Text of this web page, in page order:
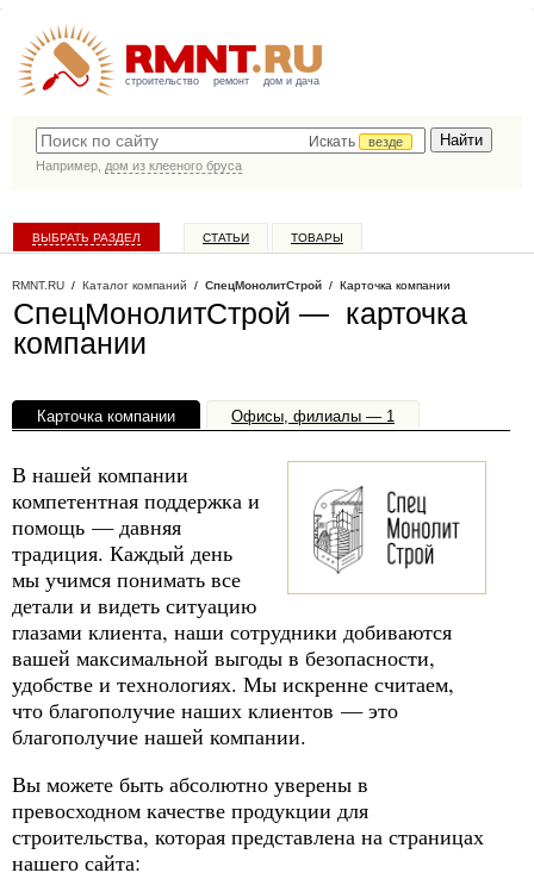
строительство ремонт дом и дача
Искать
везде
Например, дом из клееного бруса
ВЫБРАТЬ РАЗДЕЛ СТАТЬИ ТОВАРЫ
RMNT.RU / Каталог компаний / СпецМонолитСтрой / Карточка компании
СпецМонолитСтрой — карточка
компании
Карточка компании Офисы, филиалы — 1
В нашей компании
компетентная поддержка и
помощь — давняя
традиция. Каждый день
мы учимся понимать все
детали и видеть ситуацию
глазами клиента, наши сотрудники добиваются
вашей максимальной выгоды в безопасности,
удобстве и технологиях. Мы искренне считаем,
что благополучие наших клиентов — это
благополучие нашей компании.
Вы можете быть абсолютно уверены в
превосходном качестве продукции для
строительства, которая представлена на страницах
нашего сайта: